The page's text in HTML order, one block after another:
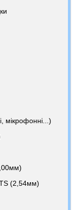
мікрофонні...)
(2,54мм)